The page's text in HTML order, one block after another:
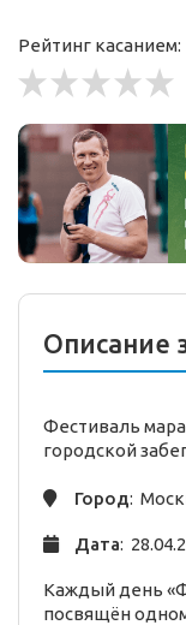
Рейтинг касанием:
Описание
Фестиваль
городской
Город:
Дата:
Каждый день
посвящён